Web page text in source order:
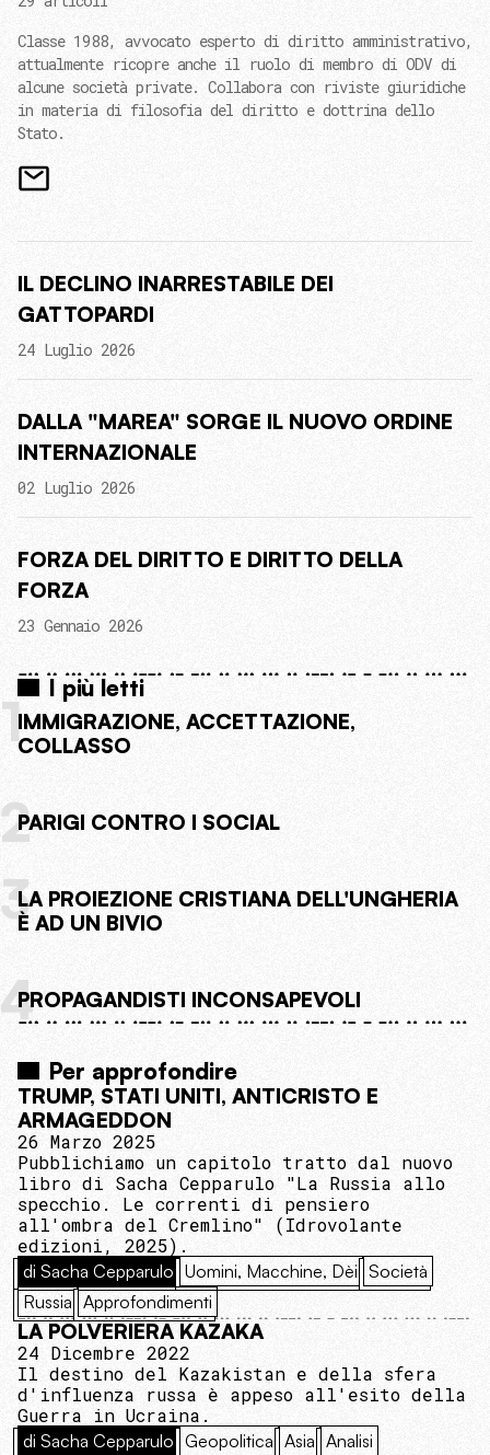
Classe 1988, avvocato esperto di diritto amministrativo,
attualmente ricopre anche il ruolo di membro di ODV di
alcune società private. Collabora con riviste giuridiche
in materia di filosofia del diritto e dottrina dello
Stato.
IL DECLINO INARRESTABILE DEI
GATTOPARDI
24 Luglio 2026
DALLA "MAREA" SORGE IL NUOVO ORDINE
INTERNAZIONALE
02 Luglio 2026
FORZA DEL DIRITTO E DIRITTO DELLA
FORZA
23 Gennaio 2026
I più letti
1IMMIGRAZIONE, ACCETTAZIONE,
COLLASSO
2PARIGI CONTRO I SOCIAL
3LA PROIEZIONE CRISTIANA DELL'UNGHERIA
È AD UN BIVIO
4PROPAGANDISTI INCONSAPEVOLI
Per approfondire
TRUMP, STATI UNITI, ANTICRISTO E
ARMAGEDDON
26 Marzo 2025
Pubblichiamo un capitolo tratto dal nuovo
libro di Sacha Cepparulo "La Russia allo
specchio. Le correnti di pensiero
all'ombra del Cremlino" (Idrovolante
edizioni, 2025).
di Sacha Cepparulo Uomini, Macchine, Dèi Società
Russia Approfondimenti
LA POLVERIERA KAZAKA
24 Dicembre 2022
Il destino del Kazakistan e della sfera
d'influenza russa è appeso all'esito della
Guerra in Ucraina.
di Sacha Cepparulo Geopolitica Asia Analisi